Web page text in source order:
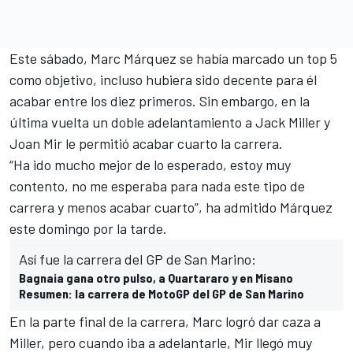
Este sábado, Marc Márquez se había marcado un top 5
como objetivo, incluso hubiera sido decente para él
acabar entre los diez primeros. Sin embargo, en la
última vuelta un doble adelantamiento a Jack Millery
Joan Mir le permitió acabar cuarto la carrera.
“Ha ido mucho mejor de lo esperado, estoy muy
contento, no me esperaba para nada este tipo de
carrera y menos acabar cuarto”, ha admitido Márquez
este domingo por la tarde.
Así fue la carrera del GP de San Marino:
Bagnaia gana otro pulso, a Quartararo y en Misano
Resumen: la carrera de MotoGP del GP de San Marino
En la parte final de la carrera, Marc logró dar caza a
Miller, pero cuando iba a adelantarle, Mir llegó muy